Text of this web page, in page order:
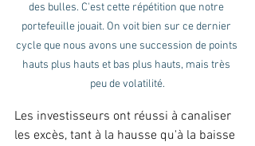
des bulles. C'est cette répétition que notre
portefeuille jouait. On voit bien sur ce dernier
cycle que nous avons une succession de points
hauts plus hauts et bas plus hauts, mais très
peu de volatilité.
Les investisseurs ont réussi à canaliser
les excès, tant à la hausse qu'à la baisse